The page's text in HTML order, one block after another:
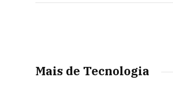
Mais de Tecnologia